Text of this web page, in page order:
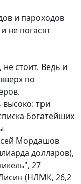
и пароходов
не погасят
стоит. Ведь и
по
высоко: три
богатейших
Мордашов
долларов),
27
(НЛМК, 26,2